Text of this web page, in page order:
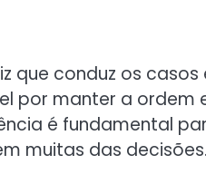
que conduz os
por manter a ordem
é fundamental
muitas das decisões.